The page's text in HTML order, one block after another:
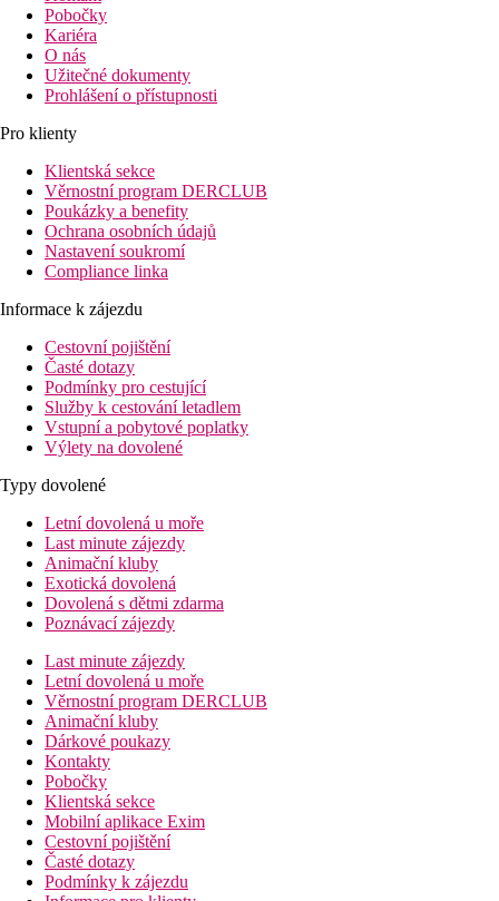
Pobočky
Kariéra
O nás
Užitečné dokumenty
Prohlášení o přístupnosti
Pro klienty
Klientská sekce
Věrnostní program DERCLUB
Poukázky a benefity
Ochrana osobních údajů
Nastavení soukromí
Compliance linka
Informace k zájezdu
Cestovní pojištění
Časté dotazy
Podmínky pro cestující
Služby k cestování letadlem
Vstupní a pobytové poplatky
Výlety na dovolené
Typy dovolené
Letní dovolená u moře
Last minute zájezdy
Animační kluby
Exotická dovolená
Dovolená s dětmi zdarma
Poznávací zájezdy
Last minute zájezdy
Letní dovolená u moře
Věrnostní program DERCLUB
Animační kluby
Dárkové poukazy
Kontakty
Pobočky
Klientská sekce
Mobilní aplikace Exim
Cestovní pojištění
Časté dotazy
Podmínky k zájezdu